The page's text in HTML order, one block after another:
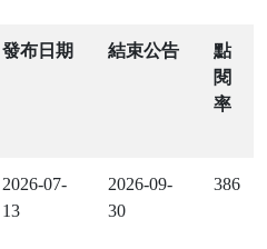
發布日期 結束公告
點
閱
率
2026-07-
13
2026-09-
30
386